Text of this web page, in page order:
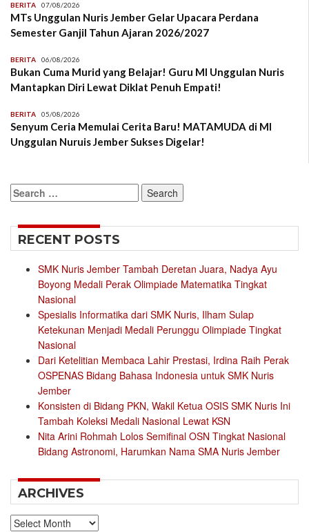
BERITA 07/08/2026
MTs Unggulan Nuris Jember Gelar Upacara Perdana
Semester Ganjil Tahun Ajaran 2026/2027
BERITA 06/08/2026
Bukan Cuma Murid yang Belajar! Guru MI Unggulan Nuris
Mantapkan Diri Lewat Diklat Penuh Empati!
BERITA 05/08/2026
Senyum Ceria Memulai Cerita Baru! MATAMUDA di MI
Unggulan Nuruis Jember Sukses Digelar!
Search
for:
RECENT POSTS
SMK Nuris Jember Tambah Deretan Juara, Nadya Ayu
Boyong Medali Perak Olimpiade Matematika Tingkat
Nasional
Spesialis Informatika dari SMK Nuris, Ilham Sulap
Ketekunan Menjadi Medali Perunggu Olimpiade Tingkat
Nasional
Dari Ketelitian Membaca Lahir Prestasi, Irdina Raih Perak
OSPENAS Bidang Bahasa Indonesia untuk SMK Nuris
Jember
Konsisten di Bidang PKN, Wakil Ketua OSIS SMK Nuris Ini
Tambah Koleksi Medali Nasional Lewat KSN
Nita Arini Rohmah Lolos Semifinal OSN Tingkat Nasional
Bidang Astronomi, Harumkan Nama SMA Nuris Jember
ARCHIVES
Archives